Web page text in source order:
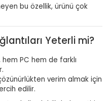
bu özellik, ürünü çok
Yeterli mi?
hem PC hem de farklı
verim almak için
edilir.